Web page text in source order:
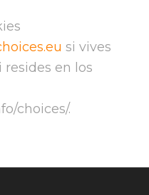
si vives
resides en los
choices/.